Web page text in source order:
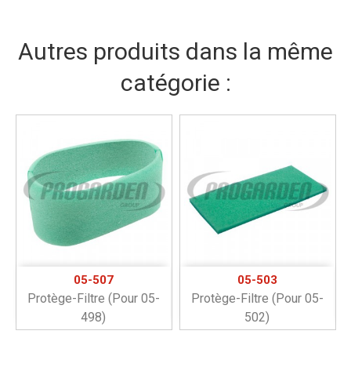
Autres produits dans la même
catégorie :
05-507
Protège-Filtre (pour 05-
498)
05-503
Protège-Filtre (pour 05-
502)